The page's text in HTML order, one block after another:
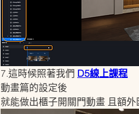
7.這時候照著我們 D5線上課程
動畫篇的設定後
就能做出櫃子開關門動畫 且額